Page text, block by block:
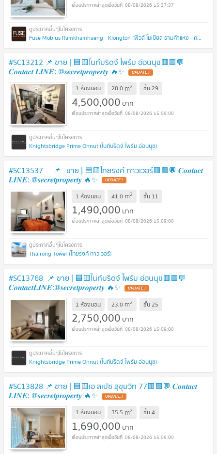
08/08/2026 15:37:37
Fuse Mobius Ramkhamhaeng - Klongton (ฟิวส์ โมเบียส รามคำแหง - คลองตัน)
#SC13212​​ 📌 ขาย | 🟦🟨ไนท์บริดจ์ ไพร์ม อ่อนนุช🟥🟩💬
𝑪𝒐𝒏𝒕𝒂𝒄𝒕 𝑳𝑰𝑵𝑬: @𝒔𝒆𝒄𝒓𝒆𝒕𝒑𝒓𝒐𝒑𝒆𝒓𝒕𝒚 🔥✨ UPDATE !
1 ห้องนอน 28.0 m2 ชั้น29
4,500,000 บาท
08/08/2026 15:09:00
Knightsbridge Prime Onnut (ไนท์บริดจ์ ไพร์ม อ่อนนุช)
#SC13537 📌 ขาย | 🟦🟨ไทยรงค์ ทาวเวอร์​🟥🟩💬 𝑪𝒐𝒏𝒕𝒂𝒄𝒕
𝑳𝑰𝑵𝑬: @𝒔𝒆𝒄𝒓𝒆𝒕𝒑𝒓𝒐𝒑𝒆𝒓𝒕𝒚 🔥✨ UPDATE !
1 ห้องนอน 41.0 m2 ชั้น 11
1,490,000 บาท
08/08/2026 15:09:00
Thairong Tower (ไทยรงค์ ทาวเวอร์)
#SC13768​​​ 📌 ขาย | 🟦🟨ไนท์บริดจ์ ไพร์ม อ่อนนุช🟥🟩💬
𝑪𝒐𝒏𝒕𝒂𝒄𝒕𝑳𝑰𝑵𝑬:@𝒔𝒆𝒄𝒓𝒆𝒕𝒑𝒓𝒐𝒑𝒆𝒓𝒕𝒚 🔥✨ UPDATE !
1 ห้องนอน 23.0 m2 ชั้น25
2,750,000 บาท
08/08/2026 15:09:00
Knightsbridge Prime Onnut (ไนท์บริดจ์ ไพร์ม อ่อนนุช)
#SC13828​​ 📌 ขาย | 🟦🟨เอ สเปซ สุขุมวิท 77🟥🟩💬 𝑪𝒐𝒏𝒕𝒂𝒄𝒕
𝑳𝑰𝑵𝑬: @𝒔𝒆𝒄𝒓𝒆𝒕𝒑𝒓𝒐𝒑𝒆𝒓𝒕𝒚 🔥✨ UPDATE !
1 ห้องนอน 35.5 m2 ชั้น4
1,690,000 บาท
08/08/2026 15:09:00